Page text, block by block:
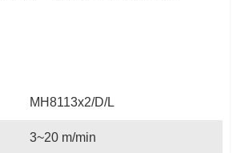
MH8113x2/D/L
3~20 m/min